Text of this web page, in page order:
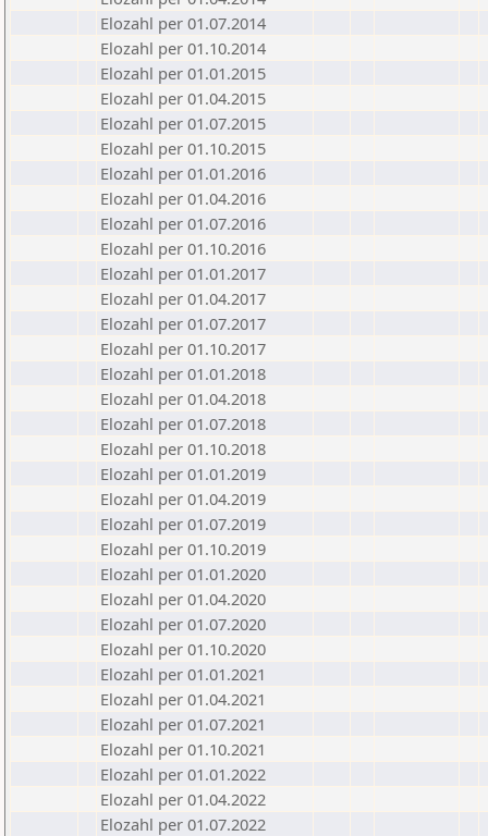
Elozahl per 01.07.2014
Elozahl per 01.10.2014
Elozahl per 01.01.2015
Elozahl per 01.04.2015
Elozahl per 01.07.2015
Elozahl per 01.10.2015
Elozahl per 01.01.2016
Elozahl per 01.04.2016
Elozahl per 01.07.2016
Elozahl per 01.10.2016
Elozahl per 01.01.2017
Elozahl per 01.04.2017
Elozahl per 01.07.2017
Elozahl per 01.10.2017
Elozahl per 01.01.2018
Elozahl per 01.04.2018
Elozahl per 01.07.2018
Elozahl per 01.10.2018
Elozahl per 01.01.2019
Elozahl per 01.04.2019
Elozahl per 01.07.2019
Elozahl per 01.10.2019
Elozahl per 01.01.2020
Elozahl per 01.04.2020
Elozahl per 01.07.2020
Elozahl per 01.10.2020
Elozahl per 01.01.2021
Elozahl per 01.04.2021
Elozahl per 01.07.2021
Elozahl per 01.10.2021
Elozahl per 01.01.2022
Elozahl per 01.04.2022
Elozahl per 01.07.2022